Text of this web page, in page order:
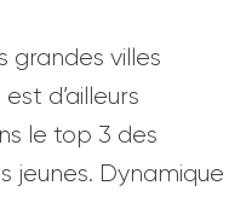
grandes villes
d’ailleurs
le top 3 des
jeunes. Dynamique